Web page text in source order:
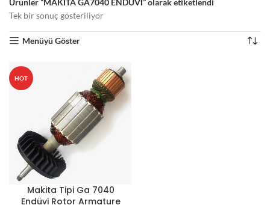
Ürünler “MAKİTA GA7040 ENDÜVİ” olarak etiketlendi
Tek bir sonuç gösteriliyor
Menüyü Göster
HOT
Makita Tipi Ga 7040
Endüvi Rotor Armature